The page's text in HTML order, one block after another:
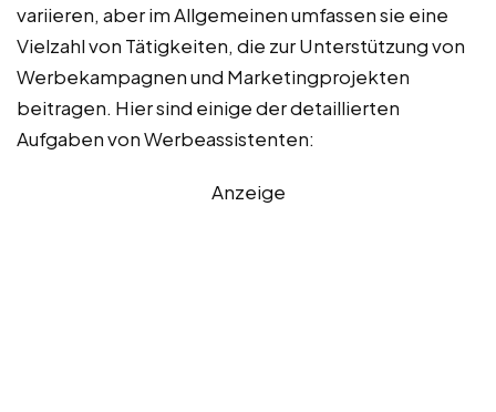
variieren, aber im Allgemeinen umfassen sie eine
Vielzahl von Tätigkeiten, die zur Unterstützung von
Werbekampagnen und Marketingprojekten
beitragen. Hier sind einige der detaillierten
Aufgaben von Werbeassistenten:
Anzeige